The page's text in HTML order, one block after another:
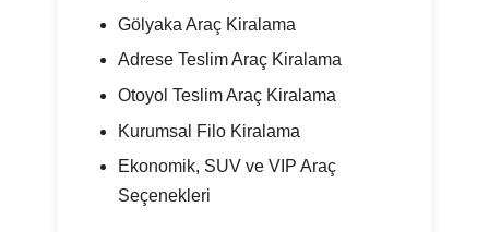
Gölyaka Araç Kiralama
Adrese Teslim Araç Kiralama
Otoyol Teslim Araç Kiralama
Kurumsal Filo Kiralama
Ekonomik, SUV ve VIP Araç
Seçenekleri